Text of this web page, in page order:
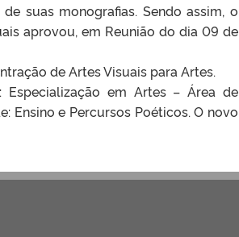
suas monografias. Sendo assim, o
aprovou, em Reunião do dia 09 de
de Artes Visuais para Artes.
em Artes – Área de
Ensino e Percursos Poéticos. O novo